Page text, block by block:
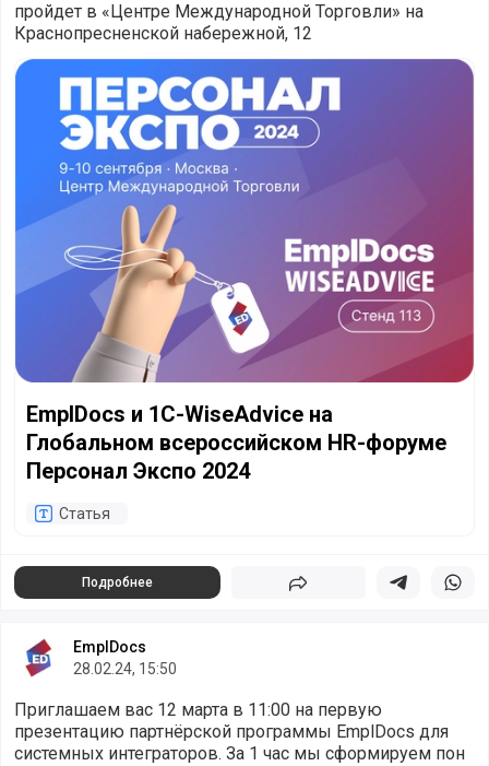
пройдет в «Центре Международной Торговли» на
Краснопресненской набережной, 12
EmplDocs и 1C-WiseAdvice на Глобальном
EmplDocs и 1C-WiseAdvice на
Глобальном всероссийском HR-форуме
Персонал Экспо 2024
Статья
Подробнее Поделиться Поделиться в
EmplDocs
28.02.24, 15:50
Приглашаем вас 12 марта в 11:00 на первую
презентацию партнёрской программы EmplDocs для
системных интеграторов. За 1 час мы сформируем пон